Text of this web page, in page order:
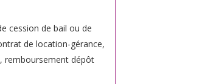
cession de bail ou de
de location-gérance,
remboursement dépôt